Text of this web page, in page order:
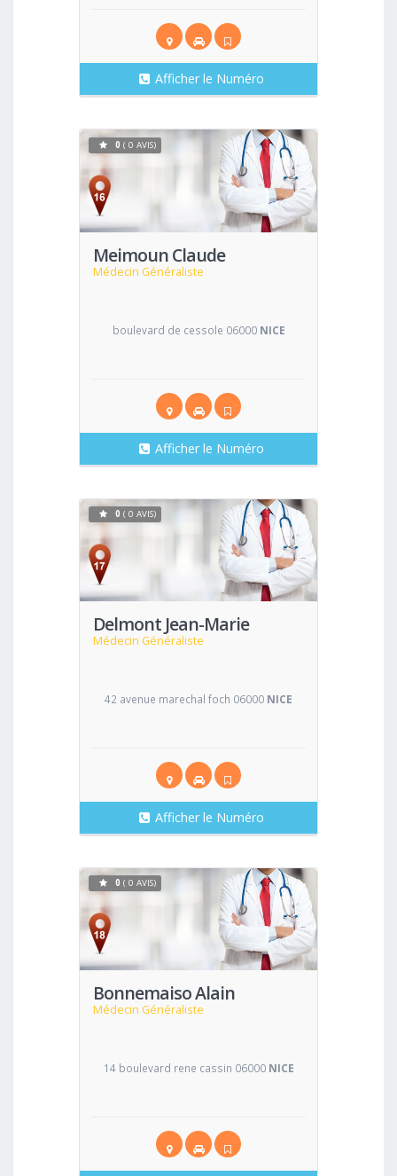
Afficher le Numéro
Meimoun Claude
Médecin Généraliste
Voir
0 ( 0 AVIS)
boulevard de cessole 06000 NICE
Afficher le Numéro
Delmont Jean-Marie
Médecin Généraliste
Voir
0 ( 0 AVIS)
42 avenue marechal foch 06000 NICE
Afficher le Numéro
Bonnemaiso Alain
Médecin Généraliste
Voir
0 ( 0 AVIS)
14 boulevard rene cassin 06000 NICE